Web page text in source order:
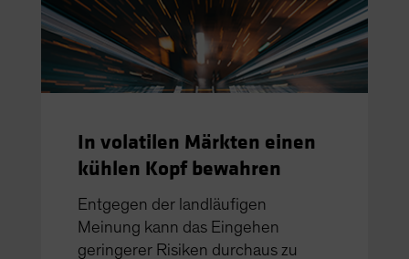
In volatilen Märkten einen
kühlen Kopf bewahren
Entgegen der landläufigen
Meinung kann das Eingehen
geringerer Risiken durchaus zu